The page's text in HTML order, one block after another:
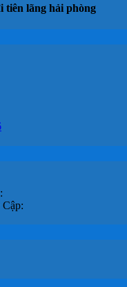
tiên lãng hải phòng